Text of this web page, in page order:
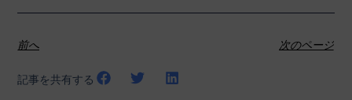
前へ 次のページ
記事を共有する